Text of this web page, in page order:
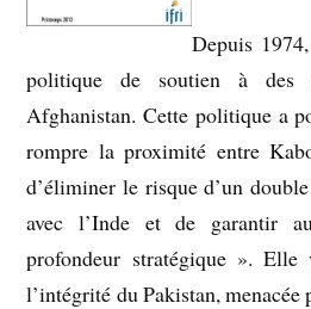
Depuis
politique de soutien à des
Afghanistan. Cette politique a
rompre la proximité entre
d’éliminer le risque d’un
avec l’Inde et de garantir
profondeur stratégique ». Elle
l’intégrité du Pakistan, menacée